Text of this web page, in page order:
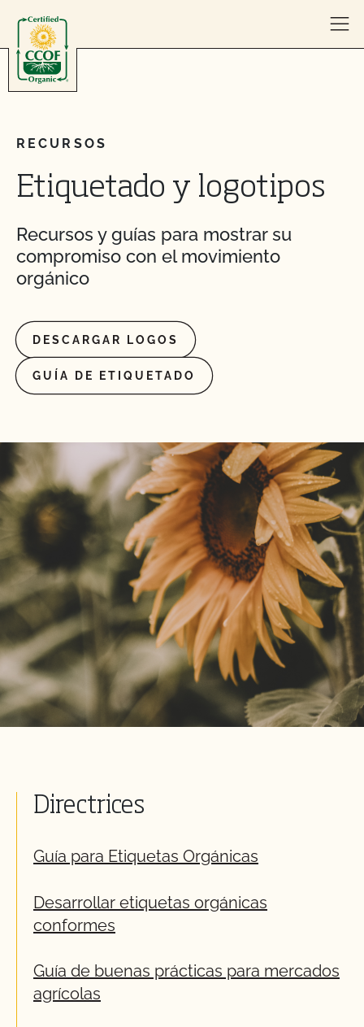
RECURSOS
Etiquetado y logotipos
Recursos y guías para mostrar su
compromiso con el movimiento
orgánico
DESCARGAR LOGOS
GUÍA DE ETIQUETADO
Directrices
Guía para Etiquetas Orgánicas
Desarrollar etiquetas orgánicas
conformes
Guía de buenas prácticas para mercados
agrícolas